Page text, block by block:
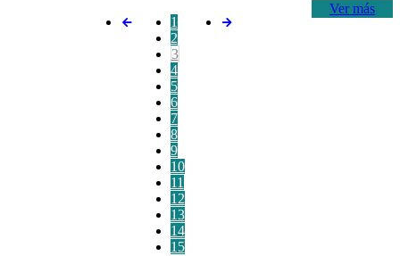
Ver más
1
2
3
4
5
6
7
8
9
10
11
12
13
14
15